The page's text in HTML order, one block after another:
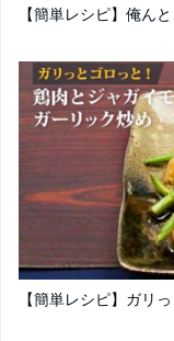
【簡単レシピ】俺ん
【簡単レシピ】ガリ